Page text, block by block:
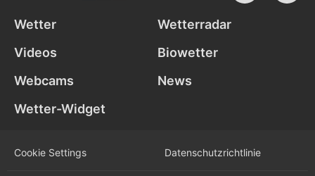
Wetter
Wetterradar
Videos
Biowetter
Webcams
News
Wetter-Widget
Cookie Settings Datenschutz­richtlinie